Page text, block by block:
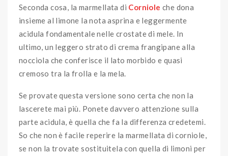
Seconda cosa, la marmellata di Corniole che dona
insieme al limone la nota asprina e leggermente
acidula fondamentale nelle crostate di mele. In
ultimo, un leggero strato di crema frangipane alla
nocciola che conferisce il lato morbido e quasi
cremoso tra la frolla e la mela.
Se provate questa versione sono certa che non la
lascerete mai più. Ponete davvero attenzione sulla
parte acidula, è quella che fa la differenza credetemi.
So che non è facile reperire la marmellata di corniole,
se non la trovate sostituitela con quella di limoni per